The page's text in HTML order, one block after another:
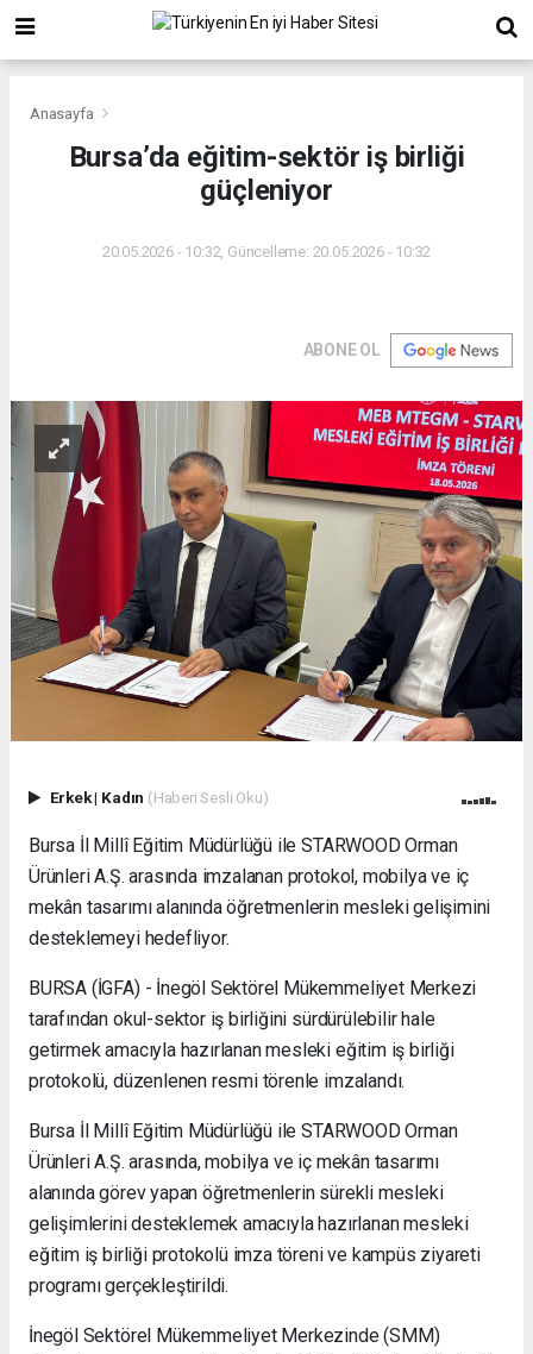
Anasayfa
Bursa’da eğitim-sektör iş birliği
güçleniyor
20.05.2026 - 10:32, Güncelleme: 20.05.2026 - 10:32
ABONE OL
Erkek| Kadın (Haberi Sesli Oku)
Bursa İl Millî Eğitim Müdürlüğü ile STARWOOD Orman
Ürünleri A.Ş. arasında imzalanan protokol, mobilya ve iç
mekân tasarımı alanında öğretmenlerin mesleki gelişimini
desteklemeyi hedefliyor.
BURSA (İGFA) - İnegöl Sektörel Mükemmeliyet Merkezi
tarafından okul-sektor iş birliğini sürdürülebilir hale
getirmek amacıyla hazırlanan mesleki eğitim iş birliği
protokolü, düzenlenen resmi törenle imzalandı.
Bursa İl Millî Eğitim Müdürlüğü ile STARWOOD Orman
Ürünleri A.Ş. arasında, mobilya ve iç mekân tasarımı
alanında görev yapan öğretmenlerin sürekli mesleki
gelişimlerini desteklemek amacıyla hazırlanan mesleki
eğitim iş birliği protokolü imza töreni ve kampüs ziyareti
programı gerçekleştirildi.
İnegöl Sektörel Mükemmeliyet Merkezinde (SMM)